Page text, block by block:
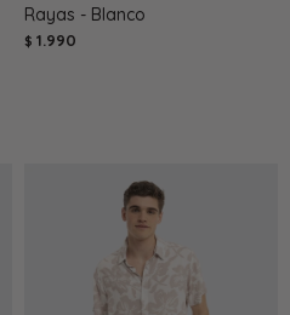
Rayas - Blanco
$ 1.990